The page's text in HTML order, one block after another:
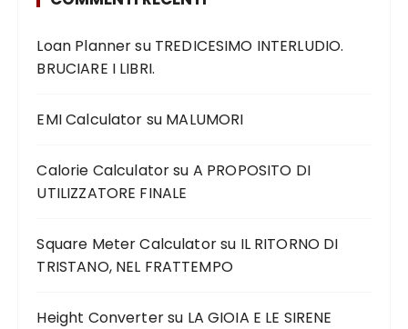
Loan Plannersu TREDICESIMO INTERLUDIO.
BRUCIARE I LIBRI.
EMI Calculator su MALUMORI
Calorie Calculatorsu A PROPOSITO DI
UTILIZZATORE FINALE
Square Meter Calculatorsu IL RITORNO DI
TRISTANO, NEL FRATTEMPO
Height Convertersu LA GIOIA E LE SIRENE